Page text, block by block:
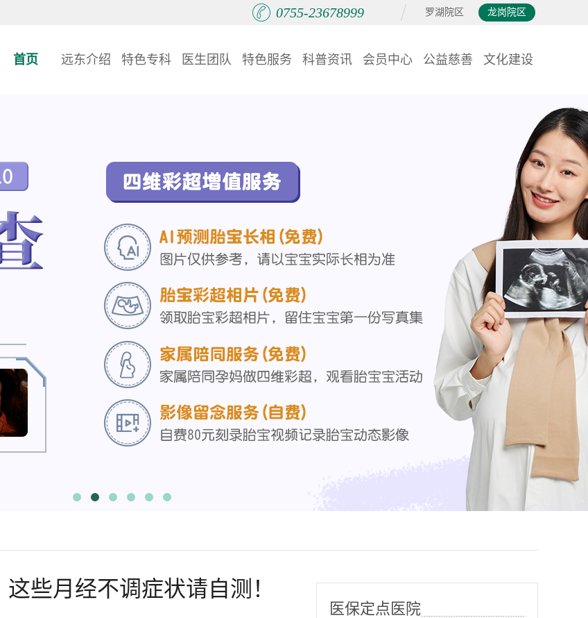
罗湖院区 龙岗院区
0755-23678999
首页 远东介绍 特色专科 医生团队 特色服务 科普资讯 会员中心 公益慈善 文化建设
些月经不调症状请自测！
医保定点医院